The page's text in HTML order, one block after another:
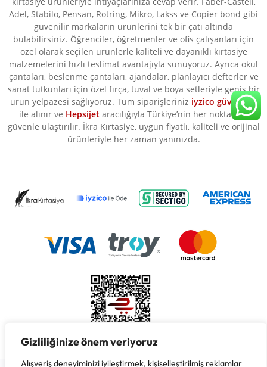
Gizliliğinize önem veriyoruz
Alışveriş deneyiminizi iyileştirmek, kişiselleştirilmiş reklamlar
Adel, Stabilo, Pensan, Rotring, Mikro, Lakss ve Copier bond gibi
güvenilir markaların ürünlerini tek bir çatı altında
bulabilirsiniz. Öğrenciler, öğretmenler ve ofis çalışanları için
özel olarak seçilen ürünlerle kaliteli ve dayanıklı kırtasiye
malzemelerini hızlı teslimat avantajıyla sunuyoruz. Ayrıca okul
çantaları, beslenme çantaları, ajandalar, planlayıcı defterler ve
sanat tutkunları için özel fırça, tuval ve boya setleriyle geniş bir
ürün yelpazesi sağlıyoruz. Tüm siparişleriniz iyzico güvencesi
ile alınır ve Hepsijet aracılığıyla Türkiye’nin her noktasına
güvenle ulaştırılır. İkra Kırtasiye, uygun fiyatlı, kaliteli ve orijinal
ürünleriyle her zaman yanınızda.
Copyright © 2026 İkra Kırtasiye & Süreyya Özbay, Her Hakkı